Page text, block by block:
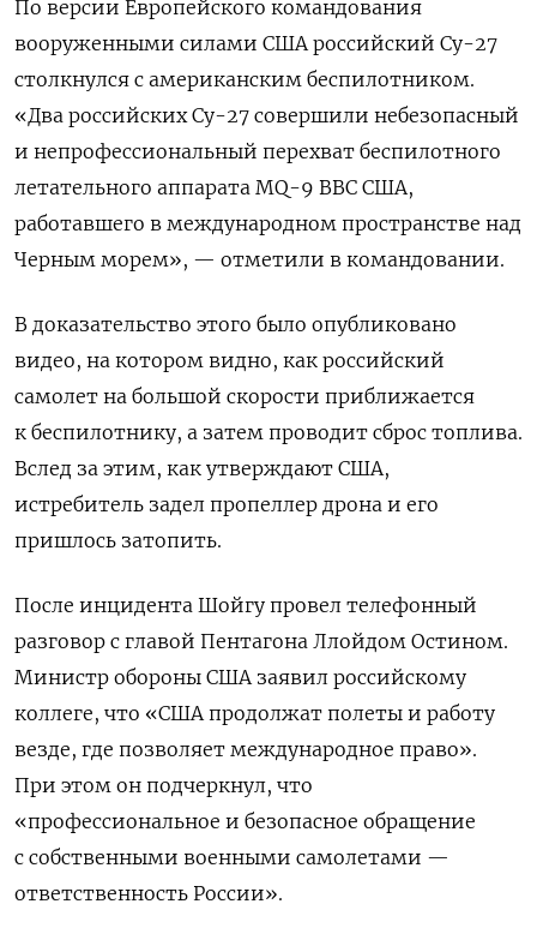
По версии Европейского командования
вооруженными силами США российский Су-27
столкнулся с американским беспилотником.
«Два российских Су-27 совершили небезопасный
и непрофессиональный перехват беспилотного
летательного аппарата MQ-9 ВВС США,
работавшего в международном пространстве над
Черным морем», — отметили в командовании.
В доказательство этого было опубликовано
видео, на котором видно, как российский
самолет на большой скорости приближается
к беспилотнику, а затем проводит сброс топлива.
Вслед за этим, как утверждают США,
истребитель задел пропеллер дрона и его
пришлось затопить.
После инцидента Шойгу провел телефонный
разговор с главой Пентагона Ллойдом Остином.
Министр обороны США заявил российскому
коллеге, что «США продолжат полеты и работу
везде, где позволяет международное право».
При этом он подчеркнул, что
«профессиональное и безопасное обращение
с собственными военными самолетами —
ответственность России».